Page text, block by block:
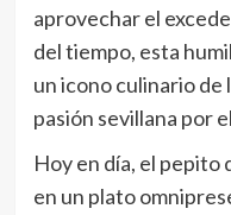
aprovechar el
del tiempo, esta
un icono culinario de
pasión sevillana por
Hoy en día, el pepito
en un plato